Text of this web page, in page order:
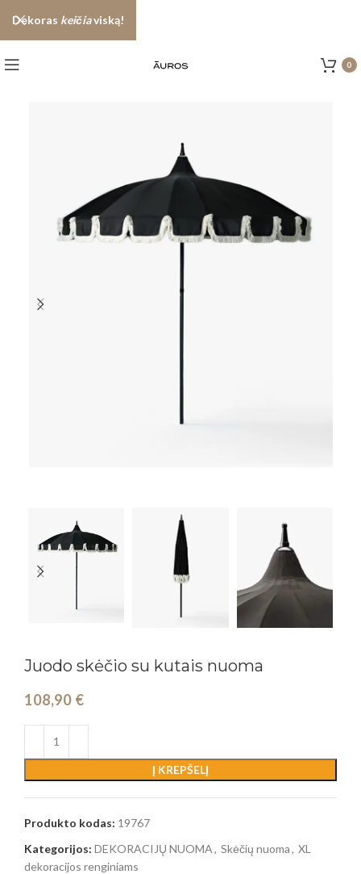
0
Juodo skėčio su kutais nuoma
108,90 €
Į KREPŠELĮ
Produkto kodas: 19767
Kategorijos: DEKORACIJŲ NUOMA, Skėčių nuoma, XL
dekoracijos renginiams
Dekoras keičiaviską!